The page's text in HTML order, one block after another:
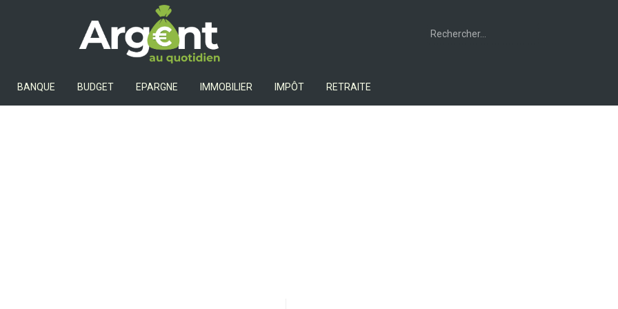
Argent Au Quotidien
Rechercher :
BANQUE BUDGET EPARGNE IMMOBILIER IMPÔT RETRAITE